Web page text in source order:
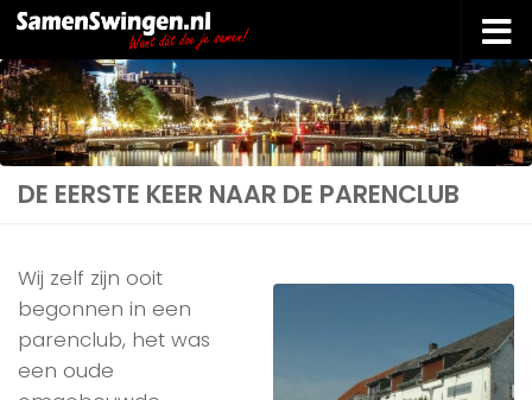
Doorgaan naar inhoud
DE EERSTE KEER NAAR DE PARENCLUB
Wij zelf zijn ooit
begonnen in een
parenclub, het was
een oude